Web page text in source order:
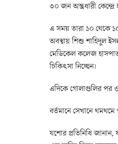
৩০ জন অস্ত্রধারী কেন্দ্রে
এ সময় তারা ১০ থেকে
অবস্থায় শিশু শাহিদুল
মেডিকেল কলেজ
চিকিৎসা নিচ্ছেন।
এদিকে গোলাগুলির পর ওই
বর্তমানে সেখানে
যশোর প্রতিনিধি